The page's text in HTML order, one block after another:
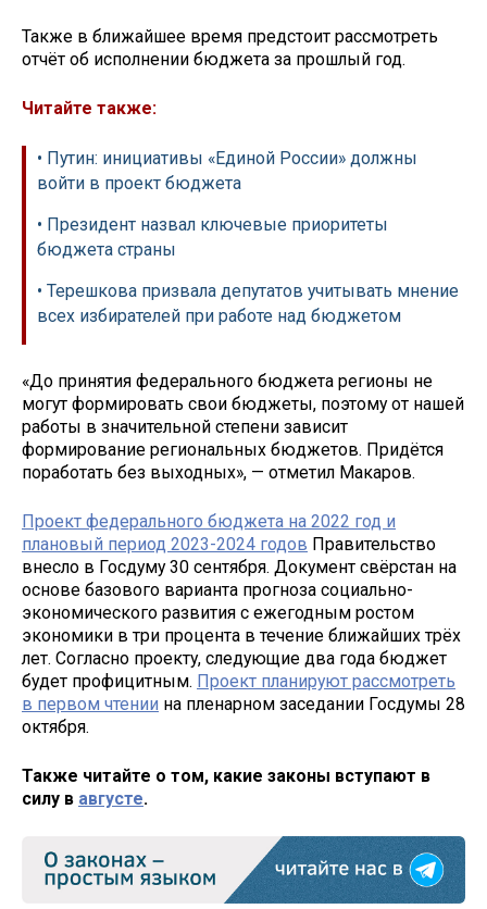
Также в ближайшее время предстоит рассмотреть
отчёт об исполнении бюджета за прошлый год.
Читайте также:
• Путин: инициативы «Единой России» должны
войти в проект бюджета
• Президент назвал ключевые приоритеты
бюджета страны
• Терешкова призвала депутатов учитывать мнение
всех избирателей при работе над бюджетом
«До принятия федерального бюджета регионы не
могут формировать свои бюджеты, поэтому от нашей
работы в значительной степени зависит
формирование региональных бюджетов. Придётся
поработать без выходных», — отметил Макаров.
Проект федерального бюджета на 2022 год и
плановый период 2023-2024 годов Правительство
внесло в Госдуму 30 сентября. Документ свёрстан на
основе базового варианта прогноза социально-
экономического развития с ежегодным ростом
экономики в три процента в течение ближайших трёх
лет. Согласно проекту, следующие два года бюджет
будет профицитным. Проект планируют рассмотреть
в первом чтении на пленарном заседании Госдумы 28
октября.
Также читайте о том, какие законы вступают в
силу в августе.